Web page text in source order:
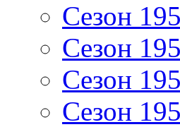
Сезон
Сезон
Сезон
Сезон